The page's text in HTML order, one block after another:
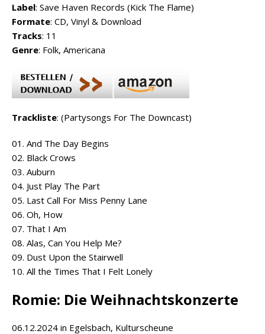
Label: Save Haven Records (Kick The Flame)
Formate: CD, Vinyl & Download
Tracks: 11
Genre: Folk, Americana
Trackliste: (Partysongs For The Downcast)
01. And The Day Begins
02. Black Crows
03. Auburn
04. Just Play The Part
05. Last Call For Miss Penny Lane
06. Oh, How
07. That I Am
08. Alas, Can You Help Me?
09. Dust Upon the Stairwell
10. All the Times That I Felt Lonely
Romie: Die Weihnachtskonzerte
06.12.2024 in Egelsbach, Kulturscheune